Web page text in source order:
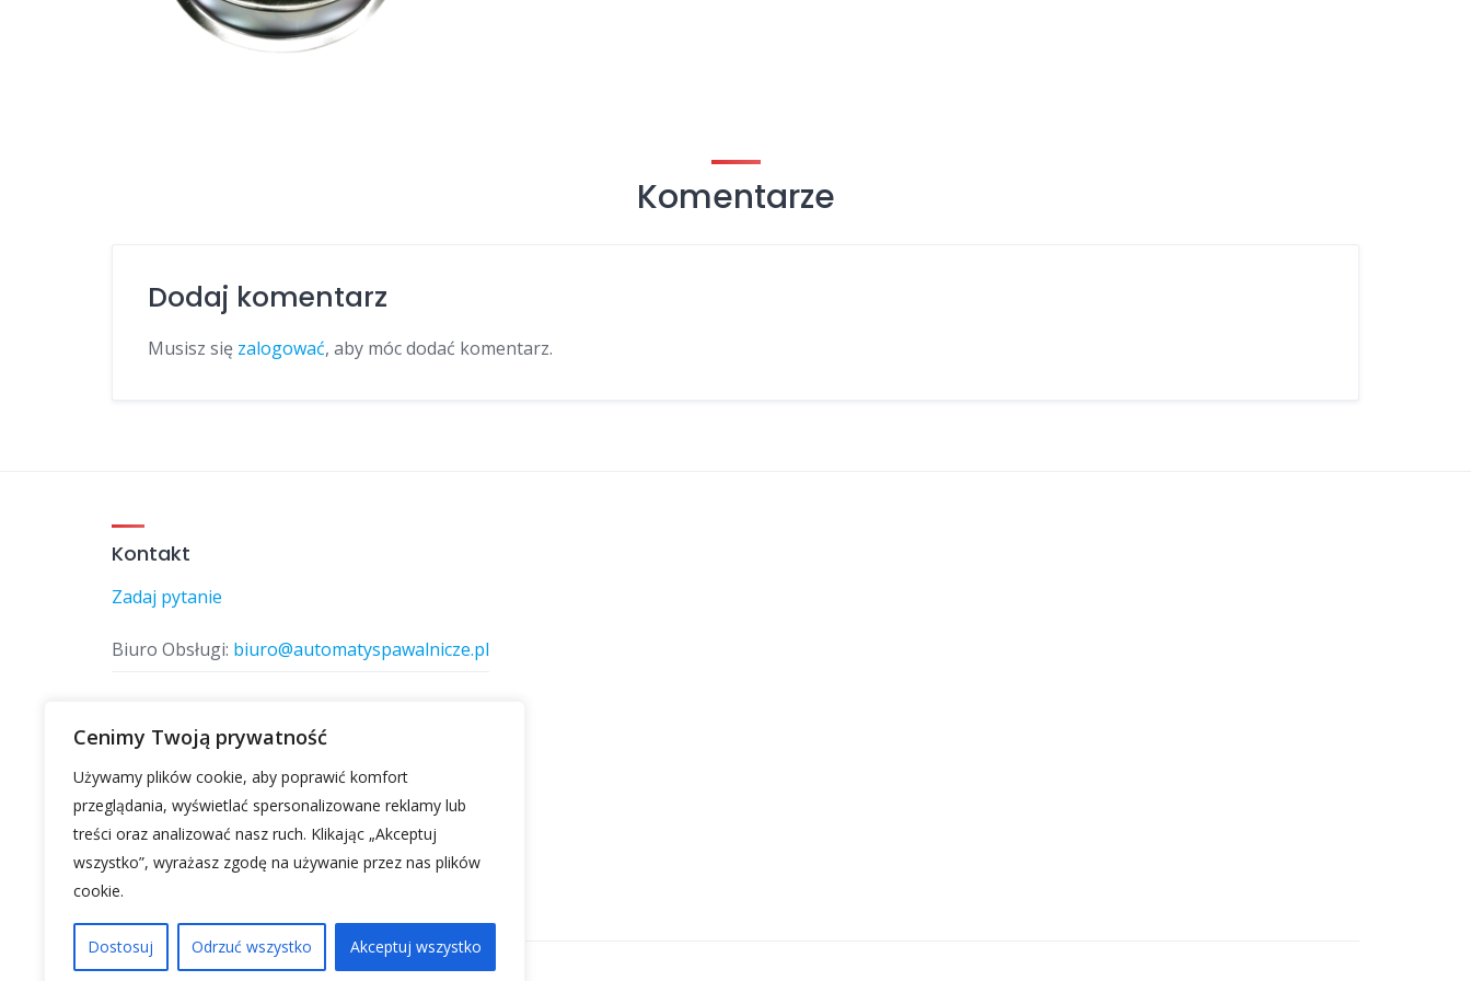
Cenimy Twoją prywatność
Używamy plików cookie, aby poprawić komfort
przeglądania, wyświetlać spersonalizowane reklamy lub
treści oraz analizować nasz ruch. Klikając „Akceptuj
wszystko”, wyrażasz zgodę na używanie przez nas plików
cookie.
Dostosuj Odrzuć wszystko Akceptuj wszystko
Komentarze
Dodaj komentarz
Musisz się zalogować, aby móc dodać komentarz.
Kontakt
Zadaj pytanie
Biuro Obsługi: biuro@automatyspawalnicze.pl
Znajdz nas